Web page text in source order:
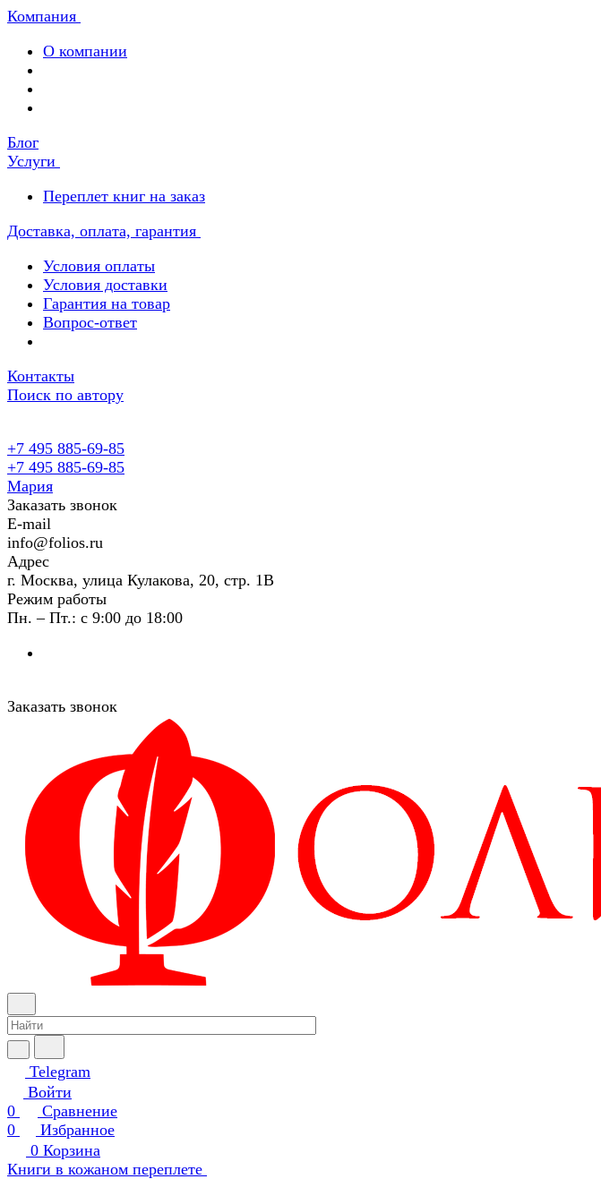
Компания
О компании
Блог
Услуги
Переплет книг на заказ
Доставка, оплата, гарантия
Условия оплаты
Условия доставки
Гарантия на товар
Вопрос-ответ
Контакты
Поиск по автору
+7 495 885-69-85
+7 495 885-69-85
Мария
Заказать звонок
E-mail
info@folios.ru
Адрес
г. Москва, улица Кулакова, 20, стр. 1В
Режим работы
Пн. – Пт.: с 9:00 до 18:00
Заказать звонок
Telegram
Войти
0
Сравнение
0
Избранное
0 Корзина
Книги в кожаном переплете